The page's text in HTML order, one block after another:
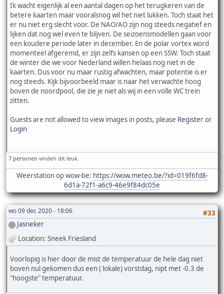
Ik wacht eigenlijk al een aantal dagen op het terugkeren van de
betere kaarten maar vooralsnog wil het niet lukken. Toch staat het
er nu niet erg slecht voor. De NAO/AO zijn nog steeds negatief en
lijken dat nog wel even te blijven. De seizoensmodellen gaan voor
een koudere periode later in december. En de polar vortex word
momenteel afgeremd, er zijn zelfs kansen op een SSW. Toch staat
de winter die we voor Nederland willen helaas nog niet in de
kaarten. Dus voor nu maar rustig afwachten, maar potentie is er
nog steeds. Kijk bijvoorbeeld maar is naar het verwachte hoog
boven de noordpool, die zie je niet als wij in een volle WC trein
zitten.
Guests are not allowed to view images in posts, please Registeror
Login
7 personen vinden dit leuk.
Weerstation op wow-be: https://wow.meteo.be/?id=019f6fd8-
6d1a-72f1-a6c9-46e9f84dc05e
wo 09 dec 2020 - 18:06
#33
Jasneker
Location: Sneek Friesland
Voorlopig is hier door de mist de temperatuur de hele dag niet
boven nul gekomen dus een ( lokale) vorstdag, nipt met -0.3 de
"hoogste" temperatuur.